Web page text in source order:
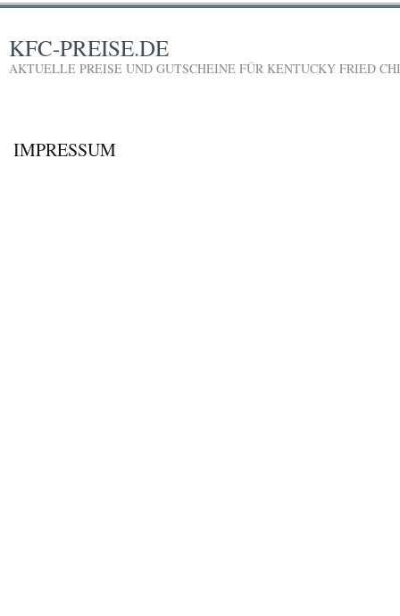
KFC-PREISE.DE
AKTUELLE PREISE UND GUTSCHEINE FÜR KENTUCKY FRIED
IMPRESSUM